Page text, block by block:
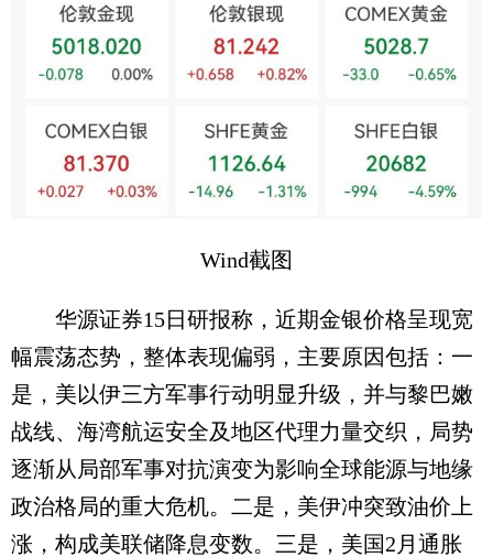
Wind截图
华源证券15日研报称，近期金银价格呈现宽
幅震荡态势，整体表现偏弱，主要原因包括：一
是，美以伊三方军事行动明显升级，并与黎巴嫩
战线、海湾航运安全及地区代理力量交织，局势
逐渐从局部军事对抗演变为影响全球能源与地缘
政治格局的重大危机。二是，美伊冲突致油价上
涨，构成美联储降息变数。三是，美国2月通胀